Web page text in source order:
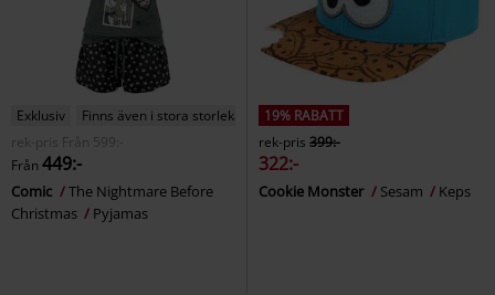
Exklusiv
Finns även i stora storlekar
rek-pris
Från
599:-
Från449:-
Comic
The Nightmare Before
Christmas
Pyjamas
19% RABATT
rek-pris 399:-
322:-
Cookie Monster Sesam Keps